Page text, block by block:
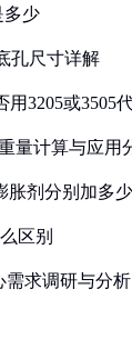
多少
孔尺寸详解
用3205或3505
量计算与应用
胀剂分别加多少
区别
需求调研与分析